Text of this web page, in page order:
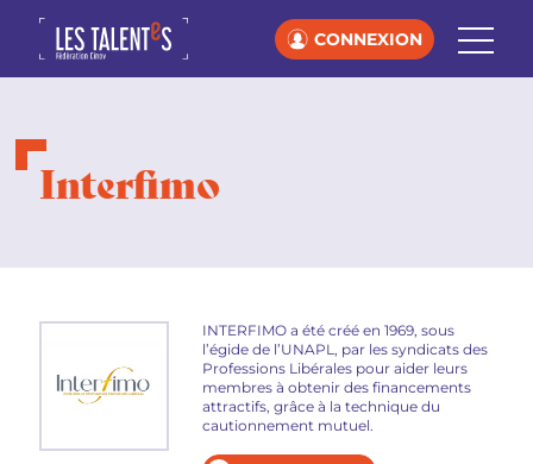
CONNEXION
Interfimo
INTERFIMO a été créé en 1969, sous
l’égide de l’UNAPL, par les syndicats des
Professions Libérales pour aider leurs
membres à obtenir des financements
attractifs, grâce à la technique du
cautionnement mutuel.